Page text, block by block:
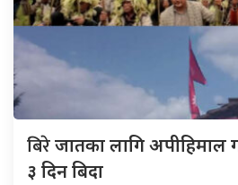
बिरेजातका लागि अपीहिमाल
३ दिन बिदा